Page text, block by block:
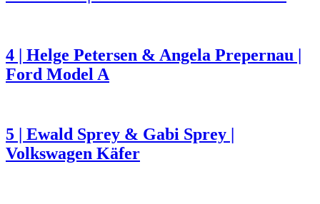
4 | Helge Petersen & Angela Prepernau |
Ford Model A
5 | Ewald Sprey & Gabi Sprey |
Volkswagen Käfer